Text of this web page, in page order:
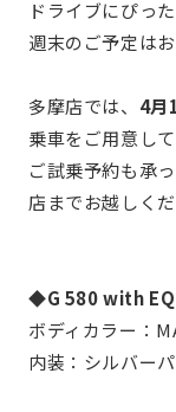
ドライブにぴっ
週末のご予定は
多摩店では、 4月
乗車をご用意して
ご試乗予約も承
店までお越しくだ
◆G 580 with
ボディカラー：
内装：シルバー